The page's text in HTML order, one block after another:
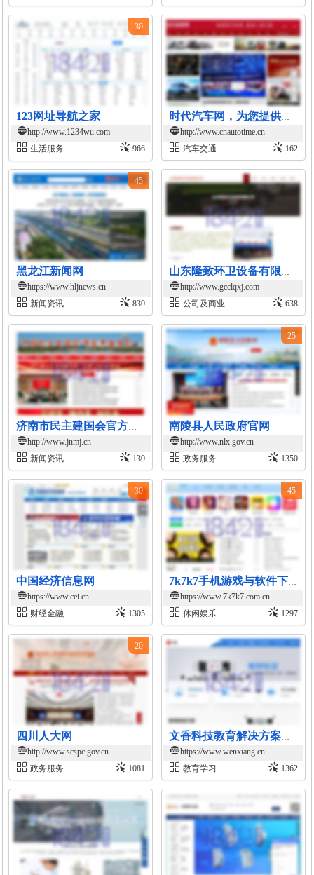
123网址导航之家
http://www.1234wu.com
生活服务
966
30
时代汽车网，为您提供最新汽车报价，汽车图片，汽车价格、汽车行情、汽车评测、汽车导购，是提供信息最快最全的汽车新闻网站
http://www.cnautotime.cn
汽车交通
162
黑龙江新闻网
https://www.hljnews.cn
新闻资讯
830
45
山东隆致环卫设备有限公司官网
http://www.gcclqxj.com
公司及商业
638
济南市民主建国会官方网站
http://www.jnmj.cn
新闻资讯
130
南陵县人民政府官网
http://www.nlx.gov.cn
政务服务
1350
25
中国经济信息网
https://www.cei.cn
财经金融
1305
30
7k7k7手机游戏与软件下载网
https://www.7k7k7.com.cn
休闲娱乐
1297
45
四川人大网
http://www.scspc.gov.cn
政务服务
1081
20
文香科技教育解决方案官网
https://www.wenxiang.cn
教育学习
1362